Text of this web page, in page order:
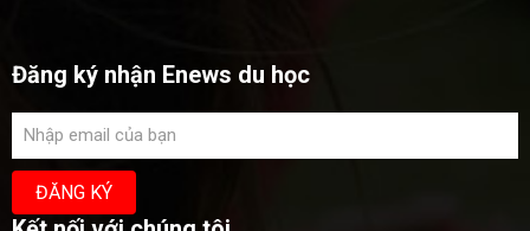
Đăng ký nhận Enews du học